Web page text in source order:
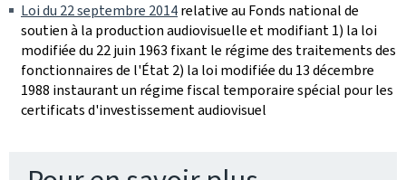
Loi du 22 septembre 2014relative au Fonds national de
soutien à la production audiovisuelle et modifiant 1) la loi
modifiée du 22 juin 1963 fixant le régime des traitements des
fonctionnaires de l'État 2) la loi modifiée du 13 décembre
1988 instaurant un régime fiscal temporaire spécial pour les
certificats d'investissement audiovisuel